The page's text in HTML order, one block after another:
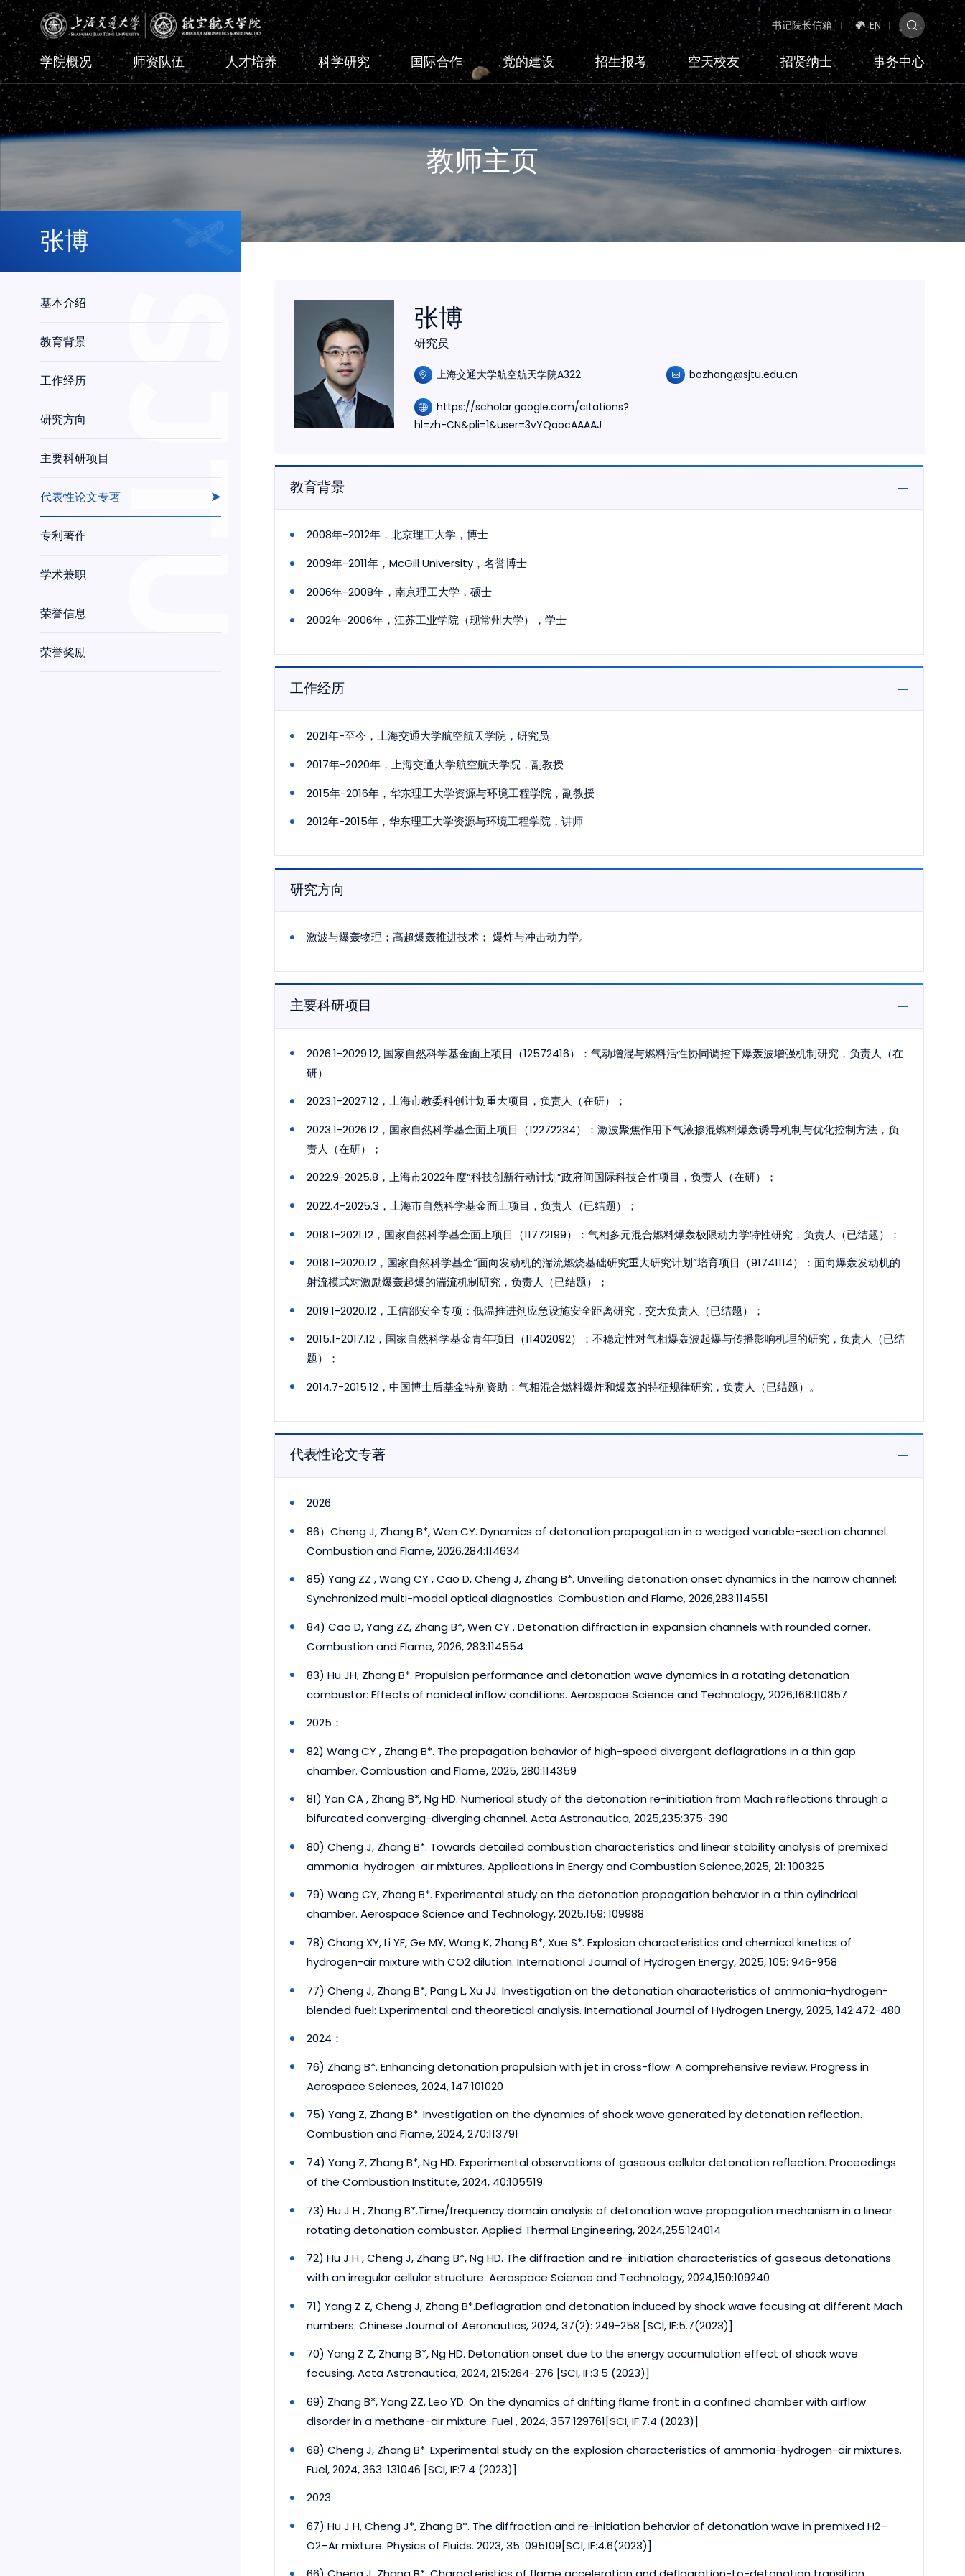
书记院长信箱 EN
学院概况 师资队伍 人才培养 科学研究 国际合作 党的建设 招生报考 空天校友 招贤纳士 事务中心
教师主页
张博
基本介绍
教育背景
工作经历
研究方向
主要科研项目
代表性论文专著
专利著作
学术兼职
荣誉信息
荣誉奖励
张博
研究员
上海交通大学航空航天学院A322 bozhang@sjtu.edu.cn
https://scholar.google.com/citations?
hl=zh-CN&pli=1&user=3vYQaocAAAAJ
教育背景
2008年-2012年，北京理工大学，博士
2009年-2011年，McGill University，名誉博士
2006年-2008年，南京理工大学，硕士
2002年-2006年，江苏工业学院（现常州大学），学士
工作经历
2021年-至今，上海交通大学航空航天学院，研究员
2017年-2020年，上海交通大学航空航天学院，副教授
2015年-2016年，华东理工大学资源与环境工程学院，副教授
2012年-2015年，华东理工大学资源与环境工程学院，讲师
研究方向
激波与爆轰物理；高超爆轰推进技术； 爆炸与冲击动力学。
主要科研项目
2026.1-2029.12, 国家自然科学基金面上项目（12572416）：气动增混与燃料活性协同调控下爆轰波增强机制研究，负责人（在
研）
2023.1-2027.12，上海市教委科创计划重大项目，负责人（在研）；
2023.1-2026.12，国家自然科学基金面上项目（12272234）：激波聚焦作用下气液掺混燃料爆轰诱导机制与优化控制方法，负
责人（在研）；
2022.9-2025.8，上海市2022年度“科技创新行动计划”政府间国际科技合作项目，负责人（在研）；
2022.4-2025.3，上海市自然科学基金面上项目，负责人（已结题）；
2018.1-2021.12，国家自然科学基金面上项目（11772199）：气相多元混合燃料爆轰极限动力学特性研究，负责人（已结题）；
2018.1-2020.12，国家自然科学基金“面向发动机的湍流燃烧基础研究重大研究计划”培育项目（91741114）：面向爆轰发动机的
射流模式对激励爆轰起爆的湍流机制研究，负责人（已结题）；
2019.1-2020.12，工信部安全专项：低温推进剂应急设施安全距离研究，交大负责人（已结题）；
2015.1-2017.12，国家自然科学基金青年项目（11402092）：不稳定性对气相爆轰波起爆与传播影响机理的研究，负责人（已结
题）；
2014.7-2015.12，中国博士后基金特别资助：气相混合燃料爆炸和爆轰的特征规律研究，负责人（已结题）。
代表性论文专著
2026
86）Cheng J, Zhang B*, Wen CY. Dynamics of detonation propagation in a wedged variable-section channel.
Combustion and Flame, 2026,284:114634
85) Yang ZZ , Wang CY , Cao D, Cheng J, Zhang B*. Unveiling detonation onset dynamics in the narrow channel:
Synchronized multi-modal optical diagnostics. Combustion and Flame, 2026,283:114551
84) Cao D, Yang ZZ, Zhang B*, Wen CY . Detonation diffraction in expansion channels with rounded corner.
Combustion and Flame, 2026, 283:114554
83) Hu JH, Zhang B*. Propulsion performance and detonation wave dynamics in a rotating detonation
combustor: Effects of nonideal inflow conditions. Aerospace Science and Technology, 2026,168:110857
2025：
82) Wang CY , Zhang B*. The propagation behavior of high-speed divergent deflagrations in a thin gap
chamber. Combustion and Flame, 2025, 280:114359
81) Yan CA , Zhang B*, Ng HD. Numerical study of the detonation re-initiation from Mach reflections through a
bifurcated converging-diverging channel. Acta Astronautica, 2025,235:375-390
80) Cheng J, Zhang B*. Towards detailed combustion characteristics and linear stability analysis of premixed
ammonia‒hydrogen‒air mixtures. Applications in Energy and Combustion Science,2025, 21: 100325
79) Wang CY, Zhang B*. Experimental study on the detonation propagation behavior in a thin cylindrical
chamber. Aerospace Science and Technology, 2025,159: 109988
78) Chang XY, Li YF, Ge MY, Wang K, Zhang B*, Xue S*. Explosion characteristics and chemical kinetics of
hydrogen-air mixture with CO2 dilution. International Journal of Hydrogen Energy, 2025, 105: 946-958
77) Cheng J, Zhang B*, Pang L, Xu JJ. Investigation on the detonation characteristics of ammonia-hydrogen-
blended fuel: Experimental and theoretical analysis. International Journal of Hydrogen Energy, 2025, 142:472-480
2024：
76) Zhang B*. Enhancing detonation propulsion with jet in cross-flow: A comprehensive review. Progress in
Aerospace Sciences, 2024, 147:101020
75) Yang Z, Zhang B*. Investigation on the dynamics of shock wave generated by detonation reflection.
Combustion and Flame, 2024, 270:113791
74) Yang Z, Zhang B*, Ng HD. Experimental observations of gaseous cellular detonation reflection. Proceedings
of the Combustion Institute, 2024, 40:105519
73) Hu J H , Zhang B*.Time/frequency domain analysis of detonation wave propagation mechanism in a linear
rotating detonation combustor. Applied Thermal Engineering, 2024,255:124014
72) Hu J H , Cheng J, Zhang B*, Ng HD. The diffraction and re-initiation characteristics of gaseous detonations
with an irregular cellular structure. Aerospace Science and Technology, 2024,150:109240
71) Yang Z Z, Cheng J, Zhang B*.Deflagration and detonation induced by shock wave focusing at different Mach
numbers. Chinese Journal of Aeronautics, 2024, 37(2): 249-258 [SCI, IF:5.7(2023)]
70) Yang Z Z, Zhang B*, Ng HD. Detonation onset due to the energy accumulation effect of shock wave
focusing. Acta Astronautica, 2024, 215:264-276 [SCI, IF:3.5 (2023)]
69) Zhang B*, Yang ZZ, Leo YD. On the dynamics of drifting flame front in a confined chamber with airflow
disorder in a methane-air mixture. Fuel , 2024, 357:129761[SCI, IF:7.4 (2023)]
68) Cheng J, Zhang B*. Experimental study on the explosion characteristics of ammonia-hydrogen-air mixtures.
Fuel, 2024, 363: 131046 [SCI, IF:7.4 (2023)]
2023:
67) Hu J H, Cheng J*, Zhang B*. The diffraction and re-initiation behavior of detonation wave in premixed H2–
O2–Ar mixture. Physics of Fluids. 2023, 35: 095109[SCI, IF:4.6(2023)]